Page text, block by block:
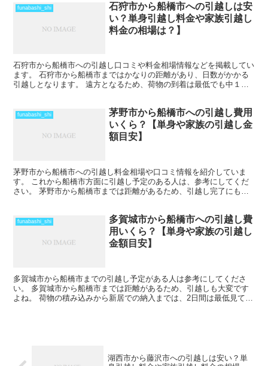
funabashi_shi
石狩市から船橋市への引越しは安
い？単身引越し料金や家族引越し
料金の相場は？】
石狩市から船橋市への引越し口コミや料金相場情報などを掲載してい
ます。 石狩市から船橋市まではかなりの距離があり、日数がかかる
引越しとなります。 遠方となるため、荷物の到着は最低でも中１日
funabashi_shi
茅野市から船橋市への引越し費用
いくら？【単身や家族の引越し金
額目安】
茅野市から船橋市への引越し料金相場や口コミ情報を紹介していま
す。 これから船橋市方面に引越し予定のある人は、参考にしてくだ
さい。 茅野市から船橋市までは距離があるため、引越し完了にも時
funabashi_shi
多賀城市から船橋市への引越し費
用いくら？【単身や家族の引越し
金額目安】
多賀城市から船橋市までの引越し予定がある人は参考にしてくださ
い。 多賀城市から船橋市までは距離があるため、引越しも大変です
よね。 荷物の積み込みから新居での納入までは、2日間は最低見てお
湖西市から藤沢市への引越しは安い？単